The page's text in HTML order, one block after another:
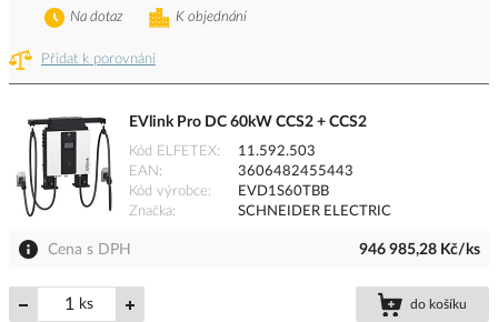
Přidat k porovnání
K objednání
Na dotaz
EVlink Pro DC 60kW CCS2 + CCS2
Kód ELFETEX
11.592.503
EAN
3606482455443
Kód výrobce
EVD1S60TBB
Značka
SCHNEIDER ELECTRIC
Cena s DPH 946 985,28 Kč/ks
ks do košíku